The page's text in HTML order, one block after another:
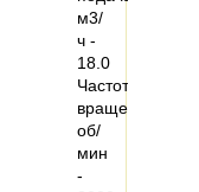
м3/
ч -
18.0
Частота
вращения,
об/
мин
-